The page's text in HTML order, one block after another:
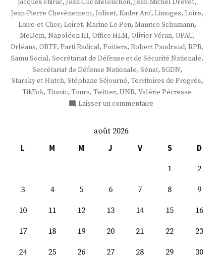
jacques chirac, Jean-Luc Mélenchon, Jean-Michel Drevet,
Jean-Pierre Chevènement, Jolivet, Kader Arif, Limoges, Loire,
Loire-et-Cher, Loiret, Marine Le Pen, Maurice Schumann,
MoDem, Napoléon III, Office HLM, Olivier Véran, OPAC,
Orléans, ORTF, Parti Radical, Poitiers, Robert Pandraud, RPR,
Samu Social, Secrétariat de Défense et de Sécurité Nationale,
Secrétariat de Défense Nationale, Sénat, SGDN,
Starsky et Hutch, Stéphane Séjourné, Territoires de Progrès,
TikTok, Titanic, Tours, Twitter, UNR, Valérie Pécresse
Laisser un commentaire
août 2026
L
M M J V S
D
1
2
3
4 5 6 7 8
9
10
11 12 13 14 15
16
17
18 19 20 21 22
23
24
25 26 27 28 29
30